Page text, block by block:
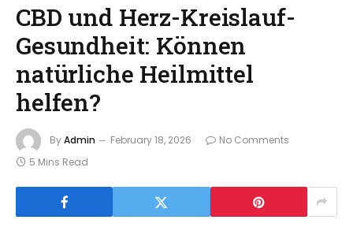
CBD und Herz-Kreislauf-
Gesundheit: Können
natürliche Heilmittel
helfen?
ByAdmin February 18, 2026
No Comments
5 Mins Read